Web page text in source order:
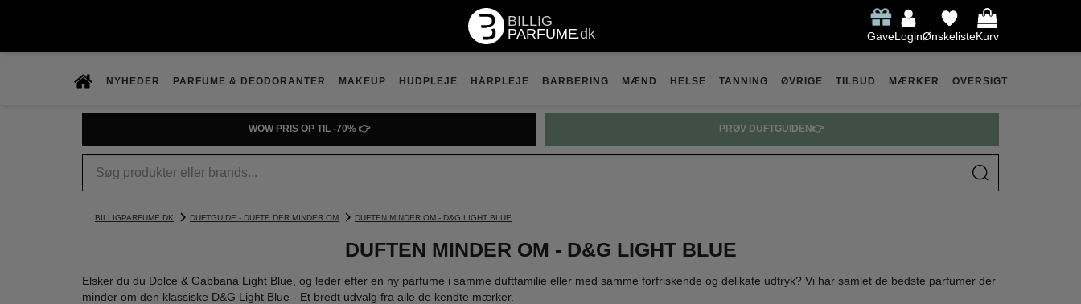
GaveLoginØnskelisteKurv
NYHEDER PARFUME & DEODORANTER MAKEUP HUDPLEJE HÅRPLEJE BARBERING MÆND HELSE TANNING ØVRIGE TILBUD MÆRKER OVERSIGT
WOW PRIS OP TIL -70% 👉 PRØV DUFTGUIDEN👉
BILLIGPARFUME.DK DUFTGUIDE - DUFTE DER MINDER OM DUFTEN MINDER OM - D&G LIGHT BLUE
DUFTEN MINDER OM - D&G LIGHT BLUE
Elsker du du Dolce & Gabbana Light Blue, og leder efter en ny parfume i samme duftfamilie eller med samme forfriskende og delikate udtryk? Vi har samlet de bedste parfumer der
minder om den klassiske D&G Light Blue - Et bredt udvalg fra alle de kendte mærker.